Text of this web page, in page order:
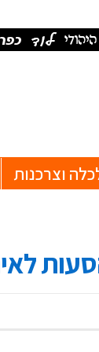
וצרכנות